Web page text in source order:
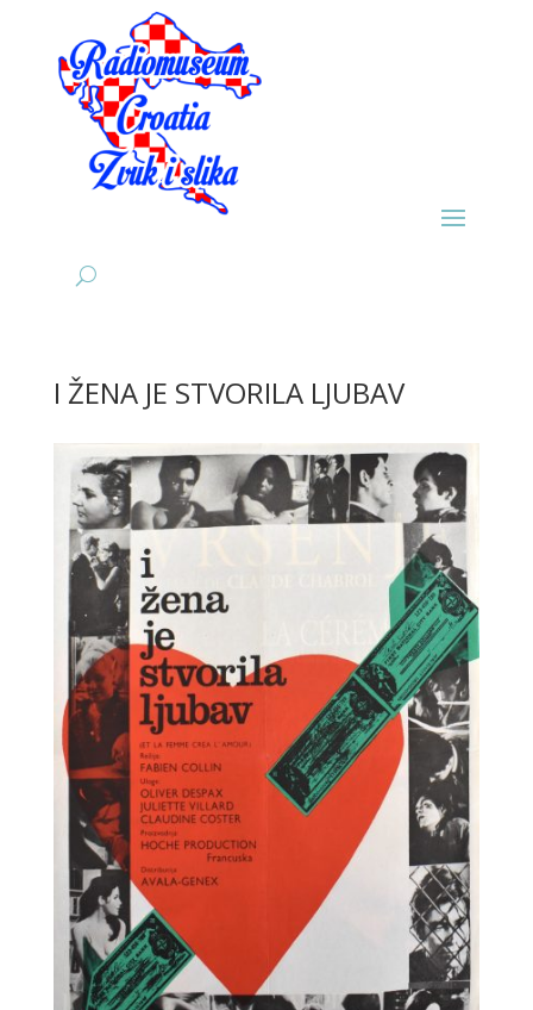
I ŽENA JE STVORILA LJUBAV